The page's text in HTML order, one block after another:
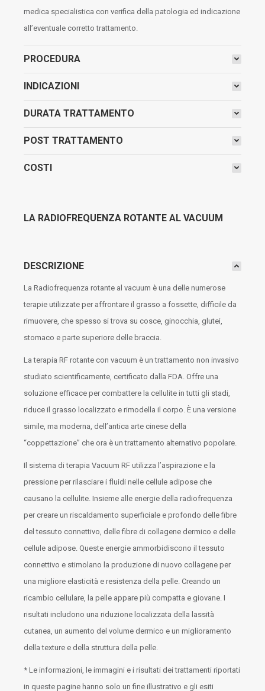
medica specialistica con verifica della patologia ed indicazione
all’eventuale corretto trattamento.
PROCEDURA
INDICAZIONI
DURATA TRATTAMENTO
POST TRATTAMENTO
COSTI
LA RADIOFREQUENZA ROTANTE AL VACUUM
DESCRIZIONE
La Radiofrequenza rotante al vacuum è una delle numerose
terapie utilizzate per affrontare il grasso a fossette, difficile da
rimuovere, che spesso si trova su cosce, ginocchia, glutei,
stomaco e parte superiore delle braccia.
La terapia RF rotante con vacuum è un trattamento non invasivo
studiato scientificamente, certificato dalla FDA. Offre una
soluzione efficace per combattere la cellulite in tutti gli stadi,
riduce il grasso localizzato e rimodella il corpo. È una versione
simile, ma moderna, dell’antica arte cinese della
“coppettazione” che ora è un trattamento alternativo popolare.
Il sistema di terapia Vacuum RF utilizza l’aspirazione e la
pressione per rilasciare i fluidi nelle cellule adipose che
causano la cellulite. Insieme alle energie della radiofrequenza
per creare un riscaldamento superficiale e profondo delle fibre
del tessuto connettivo, delle fibre di collagene dermico e delle
cellule adipose. Queste energie ammorbidiscono il tessuto
connettivo e stimolano la produzione di nuovo collagene per
una migliore elasticità e resistenza della pelle. Creando un
ricambio cellulare, la pelle appare più compatta e giovane. I
risultati includono una riduzione localizzata della lassità
cutanea, un aumento del volume dermico e un miglioramento
della texture e della struttura della pelle.
* Le informazioni, le immagini e i risultati dei trattamenti riportati
in queste pagine hanno solo un fine illustrativo e gli esiti